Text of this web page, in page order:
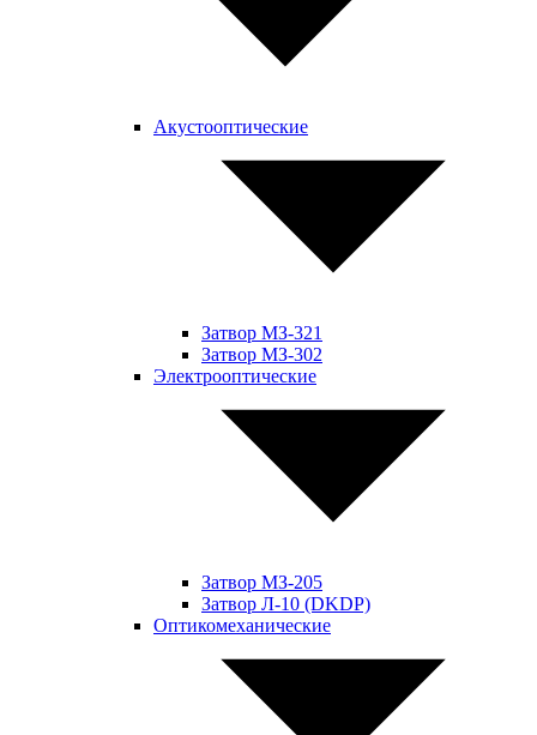
Акустооптические
Затвор МЗ-321
Затвор МЗ-302
Электрооптические
Затвор МЗ-205
Затвор Л-10 (DKDP)
Оптикомеханические